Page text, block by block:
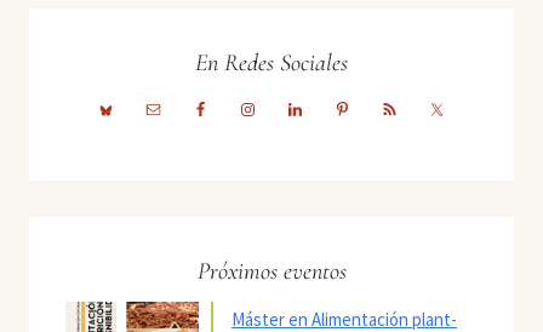
En Redes Sociales
Próximos eventos
Máster en Alimentación plant-